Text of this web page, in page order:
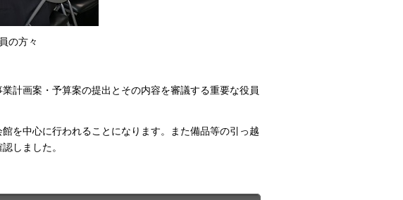
の方々
計画案・予算案の提出とその内容を審議する重要な役員
を中心に行われることになります。また備品等の引っ越
しました。